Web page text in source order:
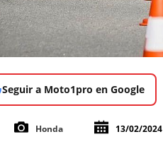
Seguir a Moto1pro en Google
Honda 13/02/2024